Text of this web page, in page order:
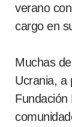
verano
cargo en
Muchas
Ucrania, a
Fundación